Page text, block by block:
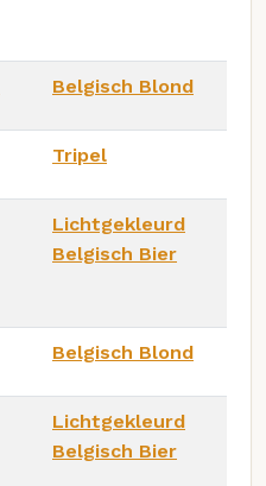
Belgisch Blond
Tripel
Lichtgekleurd
Belgisch Bier
Belgisch Blond
Lichtgekleurd
Belgisch Bier